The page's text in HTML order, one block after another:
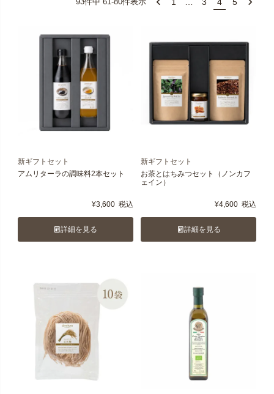
新ギフトセット
アムリターラの調味料2本セット
¥3,600 税込
詳細を見る
新ギフトセット
お茶とはちみつセット（ノンカフ
ェイン）
¥4,600 税込
詳細を見る